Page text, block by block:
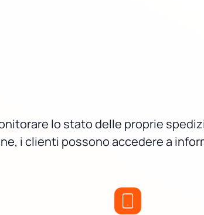
lo stato delle proprie
i clienti possono accedere a